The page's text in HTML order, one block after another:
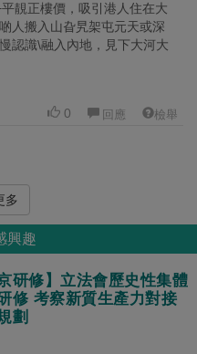
靚正樓價，吸引港人住在大
人搬入山旮旯架屯元天或深
認識\融入內地，見下大河大
0 回應 檢舉
多
興趣
京研修】立法會歷史性集體
修 考察新質生產力對接
劃